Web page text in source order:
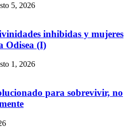
5, 2026
inhibidas y mujeres
Odisea (I)
1, 2026
para sobrevivir, no